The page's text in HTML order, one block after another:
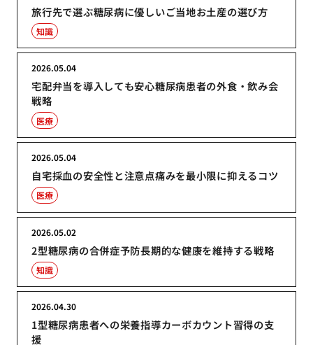
旅行先で選ぶ糖尿病に優しいご当地お土産の選び方
知識
宅配弁当を導入しても安心糖尿病患者の外食・飲み会
戦略
2026.05.04
医療
自宅採血の安全性と注意点痛みを最小限に抑えるコツ
2026.05.04
医療
2型糖尿病の合併症予防長期的な健康を維持する戦略
2026.05.02
知識
1型糖尿病患者への栄養指導カーボカウント習得の支
援
2026.04.30